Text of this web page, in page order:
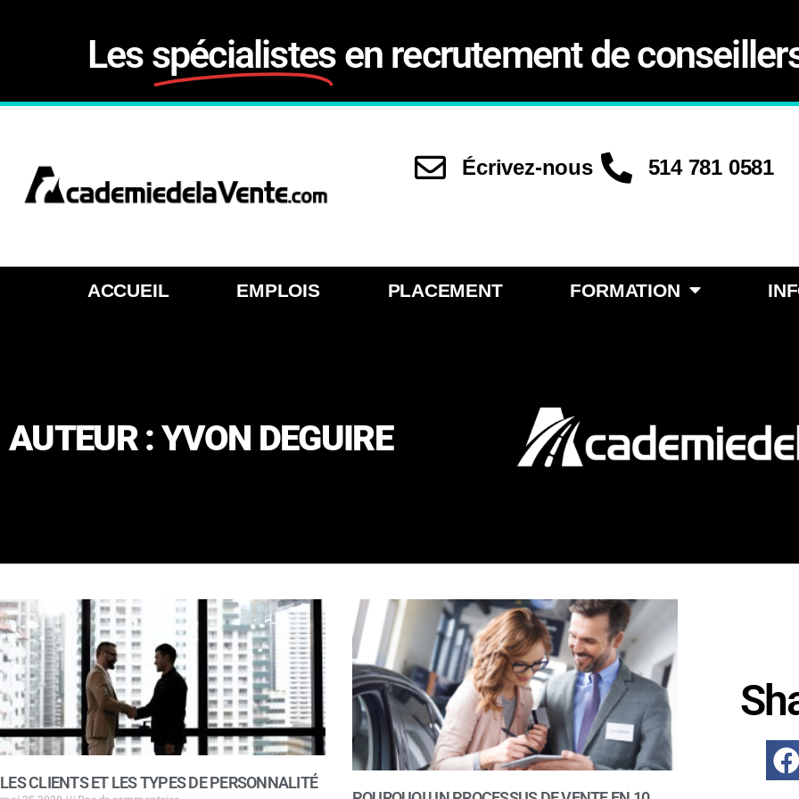
Les spécialistes en recrutement de
Écrivez-nous 514 781 0581
ACCUEIL EMPLOIS PLACEMENT FORMATION
AUTEUR :YVON DEGUIRE
LES CLIENTS ET LES TYPES DE PERSONNALITÉ